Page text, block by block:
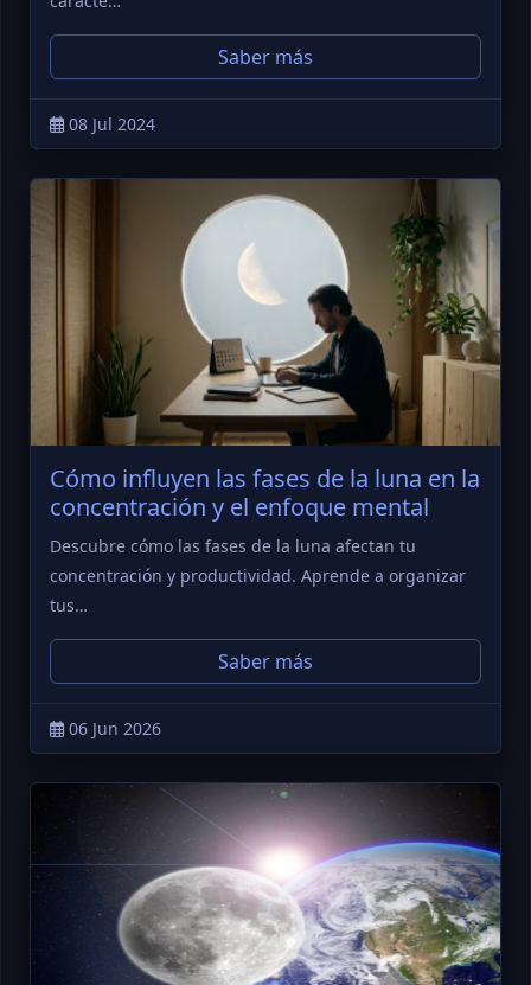
Saber más
08 Jul 2024
Cómo influyen las fases de la luna en la
concentración y el enfoque mental
Descubre cómo las fases de la luna afectan tu
concentración y productividad. Aprende a organizar
tus…
Saber más
06 Jun 2026